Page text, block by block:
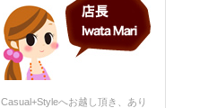
Casual+Styleへお越し頂き、あり